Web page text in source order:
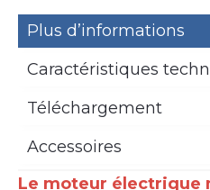
Plus d’informations
Caractéristiques
Téléchargement
Accessoires
Le moteur électrique